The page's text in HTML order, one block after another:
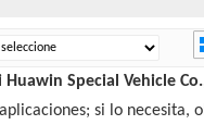
Special Vehicle
si lo necesita,